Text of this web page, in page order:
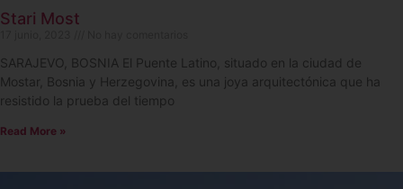
Stari Most
SARAJEVO, BOSNIA El Puente Latino, situado en la ciudad de
Mostar, Bosnia y Herzegovina, es una joya arquitectónica que ha
resistido la prueba del tiempo
Read More »